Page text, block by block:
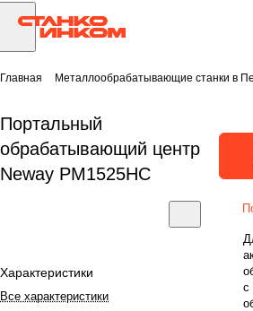
Главная Металлообрабатывающие станки в
Портальный
обрабатывающий центр
Neway PM1525HC
Характеристики
Все характеристики
с